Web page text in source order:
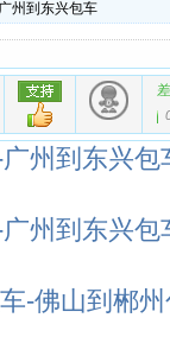
州到东兴包车
州到东兴
州到东兴
-佛山到郴